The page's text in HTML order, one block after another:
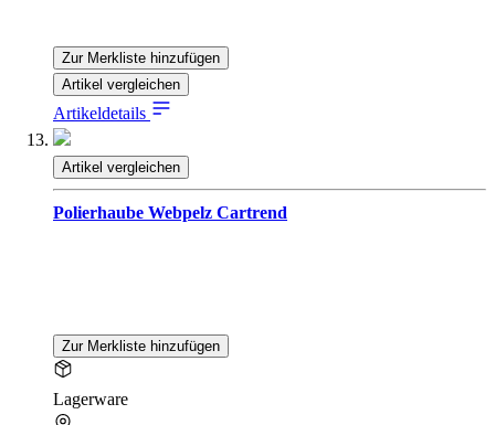
Zur Merkliste hinzufügen
Artikel vergleichen
Artikeldetails
Artikel vergleichen
Polierhaube Webpelz Cartrend
Zur Merkliste hinzufügen
Lagerware